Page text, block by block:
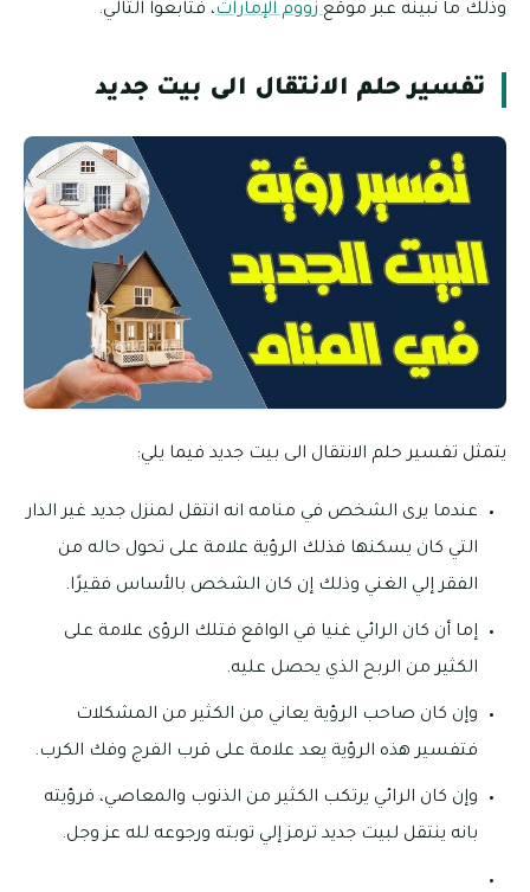
وذلك ما نبينه عبر موقعزووم الإمارات، فتابعوا التالي.
تفسير حلم الانتقال الى بيت جديد
يتمثل تفسير حلم الانتقال الى بيت جديد فيما يلي:
عندما يرى الشخص في منامه انه انتقل لمنزل جديد غير الدار
التي كان يسكنها فذلك الرؤية علامة على تحول حاله من
الفقر إلي الغني وذلك إن كان الشخص بالأساس فقيرًا.
إما أن كان الرائي غنيا في الواقع فتلك الرؤى علامة على
الكثير من الربح الذي يحصل عليه.
وإن كان صاحب الرؤية يعاني من الكثير من المشكلات
فتفسير هذه الرؤية يعد علامة على قرب الفرج وفك الكرب.
وإن كان الرائي يرتكب الكثير من الذنوب والمعاصي، فرؤيته
بانه ينتقل لبيت جديد ترمز إلي توبته ورجوعه لله عز وجل.